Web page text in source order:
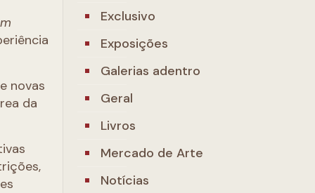
novas
da
Exclusivo
Exposições
Galerias adentro
Geral
Livros
Mercado de Arte
Notícias